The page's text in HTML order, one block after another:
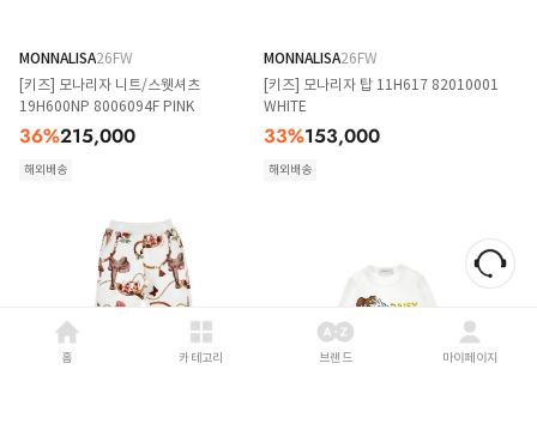
MONNALISA26FW
[키즈] 모나리자 니트/스웻셔츠
19H600NP 8006094F PINK
36%215,000
해외배송
MONNALISA26FW
[키즈] 모나리자 탑 11H617 82010001
WHITE
33%153,000
해외배송
홈 카테고리 브랜드 마이페이지